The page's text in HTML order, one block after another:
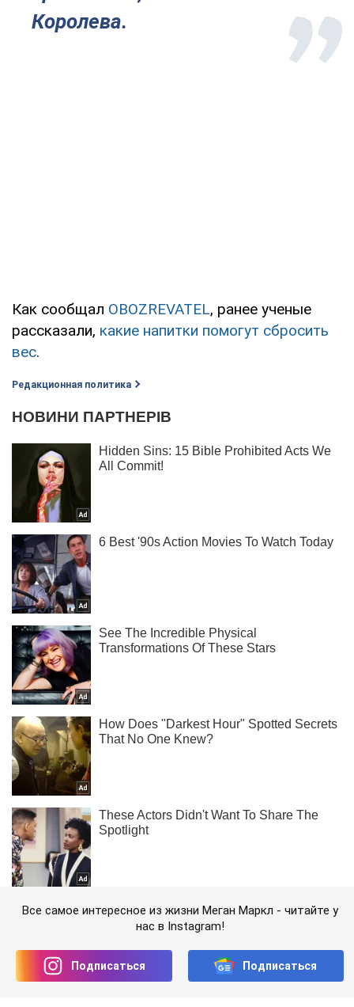
Королева.
Как сообщал OBOZREVATEL, ранее ученые
рассказали, какие напитки помогут сбросить
вес.
Редакционная политика
Все самое интересное из жизни Меган Маркл - читайте у
нас в Instagram!
Подписаться Подписаться